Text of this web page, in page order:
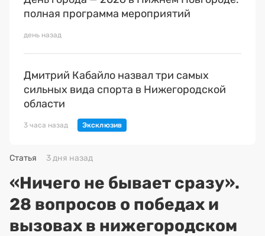
полная программа мероприятий
день назад
Дмитрий Кабайло назвал три самых
сильных вида спорта в Нижегородской
области
3 часа назад
Статья 3 дня назад
«Ничего не бывает сразу».
28 вопросов о победах и
вызовах в нижегородском